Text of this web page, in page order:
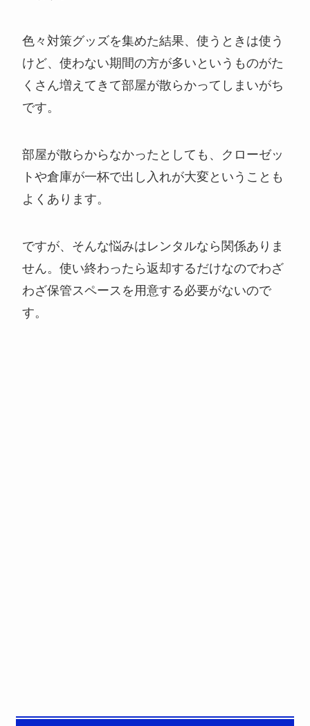
色々対策グッズを集めた結果、使うときは使う
けど、使わない期間の方が多いというものがた
くさん増えてきて部屋が散らかってしまいがち
です。
部屋が散らからなかったとしても、クローゼッ
トや倉庫が一杯で出し入れが大変ということも
よくあります。
ですが、そんな悩みはレンタルなら関係ありま
せん。使い終わったら返却するだけなのでわざ
わざ保管スペースを用意する必要がないので
す。